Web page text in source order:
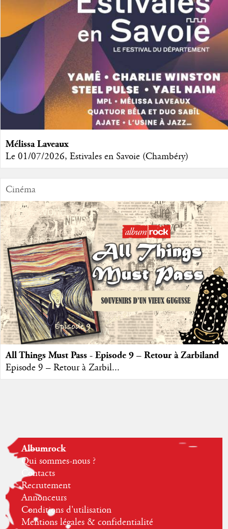
Mélissa Laveaux
Le 01/07/2026, Estivales en Savoie (Chambéry)
Cinéma
All Things Must Pass - Episode 9 – Retour à Zarbiland
Episode 9 – Retour à Zarbil...
Albumrock
Qui sommes-nous ?
Contacts
Recrutement
Annonceurs
Conditions d'utilisation
Mentions légales & confidentialité